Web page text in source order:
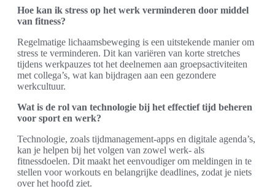
Hoe kan ik stress op het werk verminderen door middel
van fitness?
Regelmatige lichaamsbeweging is een uitstekende manier om
stress te verminderen. Dit kan variëren van korte stretches
tijdens werkpauzes tot het deelnemen aan groepsactiviteiten
met collega’s, wat kan bijdragen aan een gezondere
werkcultuur.
Wat is de rol van technologie bij het effectief tijd beheren
voor sport en werk?
Technologie, zoals tijdmanagement-apps en digitale agenda’s,
kan je helpen bij het volgen van zowel werk- als
fitnessdoelen. Dit maakt het eenvoudiger om meldingen in te
stellen voor workouts en belangrijke deadlines, zodat je niets
over het hoofd ziet.